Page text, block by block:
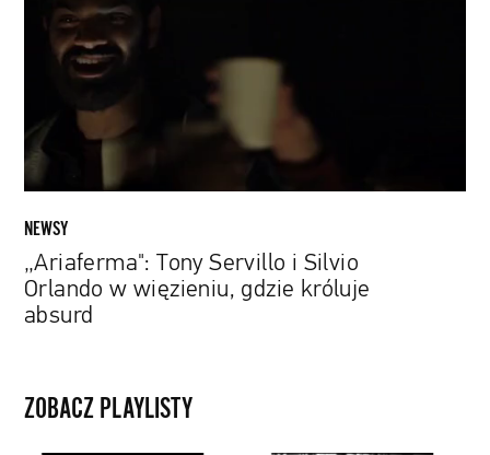
Orlando
gdzie
króluje
absurd
NEWSY
„Ariaferma": Tony Servillo i Silvio
Orlando w więzieniu, gdzie króluje
absurd
ZOBACZ PLAYLISTY